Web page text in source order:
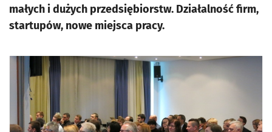
małych i dużych przedsiębiorstw. Działalność firm,
startupów, nowe miejsca pracy.